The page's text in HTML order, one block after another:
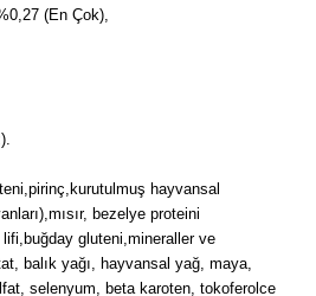
(En Çok),
hayvansal
bezelye proteini
gluteni,mineraller ve
balık yağı, hayvansal yağ, maya,
selenyum, beta karoten, tokoferolce